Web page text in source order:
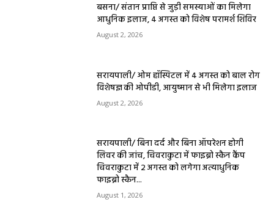
बसना/ संतान प्राप्ति से जुड़ी समस्याओं का मिलेगा
आधुनिक इलाज, 4 अगस्त को विशेष परामर्श शिविर
August 2, 2026
सरायपाली/ ओम हॉस्पिटल में 4 अगस्त को बाल रोग
विशेषज्ञ की ओपीडी, आयुष्मान से भी मिलेगा इलाज
August 2, 2026
सरायपाली/ बिना दर्द और बिना ऑपरेशन होगी
लिवर की जांच, चिवराकुटा में फाइब्रो स्कैन कैंप
चिवराकुटा में 2 अगस्त को लगेगा अत्याधुनिक
फाइब्रो स्कैन...
August 1, 2026